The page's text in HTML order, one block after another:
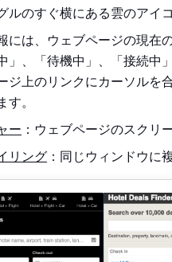
ルのすぐ横にある雲のアイコ
には、ウェブページの現在
」、「待機中」、「接続中
ジ上のリンクにカーソルを
。
ー ：ウェブページのスクリ
リング ：同じウィンドウに